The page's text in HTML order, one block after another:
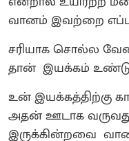
வானம் இவற்றை
சரியாக சொல்ல
தான் இயக்கம் உண்டு
உன் இயக்கத்திற்கு
அதன் ஊடாக
இருக்கின்றவை